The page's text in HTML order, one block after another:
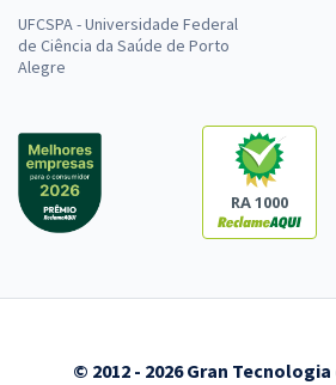
UFCSPA - Universidade Federal
de Ciência da Saúde de Porto
Alegre
RA 1000
© 2012 - 2026 Gran Tecnologia